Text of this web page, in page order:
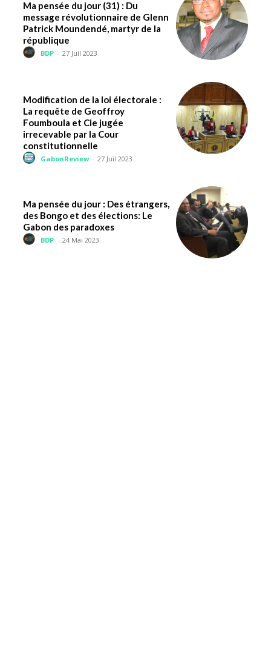
Ma pensée du jour (31) : Du
message révolutionnaire de Glenn
Patrick Moundendé, martyr de la
république
BDP - 27 Juil 2023
Modification de la loi électorale :
La requête de Geoffroy
Foumboula et Cie jugée
irrecevable par la Cour
constitutionnelle
GabonReview - 27 Juil 2023
Ma pensée du jour : Des étrangers,
des Bongo et des élections: Le
Gabon des paradoxes
BDP - 24 Mai 2023